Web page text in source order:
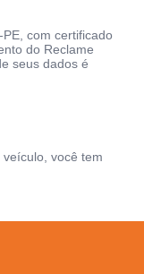
com certificado
do Reclame
seus dados é
você tem